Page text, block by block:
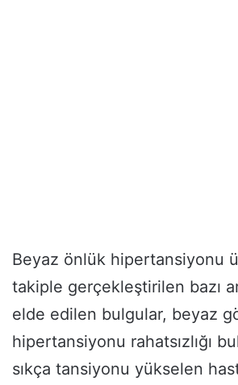
Beyaz önlük hipertansiyonu
takiple gerçekleştirilen bazı
elde edilen bulgular, beyaz
hipertansiyonu rahatsızlığı
sıkça tansiyonu yükselen